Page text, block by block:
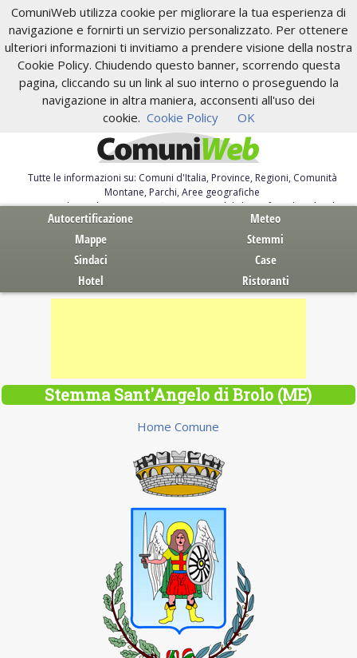
ComuniWeb utilizza cookie per migliorare la tua esperienza di
navigazione e fornirti un servizio personalizzato. Per ottenere
ulteriori informazioni ti invitiamo a prendere visione della nostra
Cookie Policy. Chiudendo questo banner, scorrendo questa
pagina, cliccando su un link al suo interno o proseguendo la
navigazione in altra maniera, acconsenti all'uso dei
cookie. Cookie Policy OK
Tutte le informazioni su: Comuni d'Italia, Province, Regioni, Comunità
Montane, Parchi, Aree geografiche
Servizi al Cittadino. Autocertificazione, moduli, leggi, free download
Autocertificazione
Meteo
Mappe
Stemmi
Sindaci
Case
Hotel
Ristoranti
Stemma Sant'Angelo di Brolo (ME)
Home Comune